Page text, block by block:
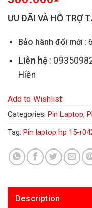
out of 5
based on
customer
ƯU ĐÃI VÀ HỖ TRỢ
Bảo hành đổi mới :
Liên hệ:
Hiền
Add to Wishlist
Categories: Pin Laptop,
Tag: Pin laptop hp 15-
Description